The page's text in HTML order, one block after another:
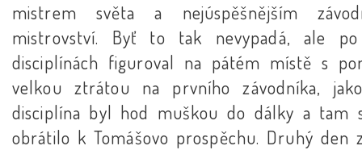
mistrem světa a nejúspěšnějším
mistrovství. Byť to tak nevypadá, ale
disciplínách figuroval na pátém místě s
velkou ztrátou na prvního závodníka,
disciplína byl hod muškou do dálky a tam
obrátilo k Tomášovo prospěchu. Druhý den